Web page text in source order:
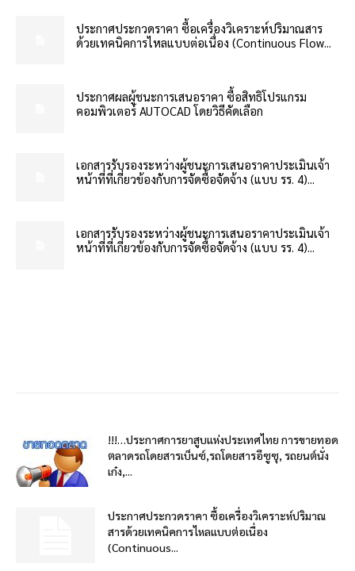
ประกาศประกวดราคา ซื้อเครื่องวิเคราะห์ปริมาณสาร
ด้วยเทคนิคการไหลแบบต่อเนื่อง (Continuous Flow...
ประกาศผลผู้ชนะการเสนอราคา ซื้อสิทธิโปรแกรม
คอมพิวเตอร์ AUTOCAD โดยวิธีคัดเลือก
เอกสารรับรองระหว่างผู้ชนะการเสนอราคาประเมินเจ้า
หน้าที่ที่เกี่ยวข้องกับการจัดซื้อจัดจ้าง (แบบ รร. 4)...
เอกสารรับรองระหว่างผู้ชนะการเสนอราคาประเมินเจ้า
หน้าที่ที่เกี่ยวข้องกับการจัดซื้อจัดจ้าง (แบบ รร. 4)...
!!!…ประกาศการยาสูบแห่งประเทศไทย การขายทอด
ตลาดรถโดยสารเบ็นซ์,รถโดยสารอีซูซุ, รถยนต์นั่ง
เก๋ง,...
ประกาศประกวดราคา ซื้อเครื่องวิเคราะห์ปริมาณ
สารด้วยเทคนิคการไหลแบบต่อเนื่อง
(Continuous...